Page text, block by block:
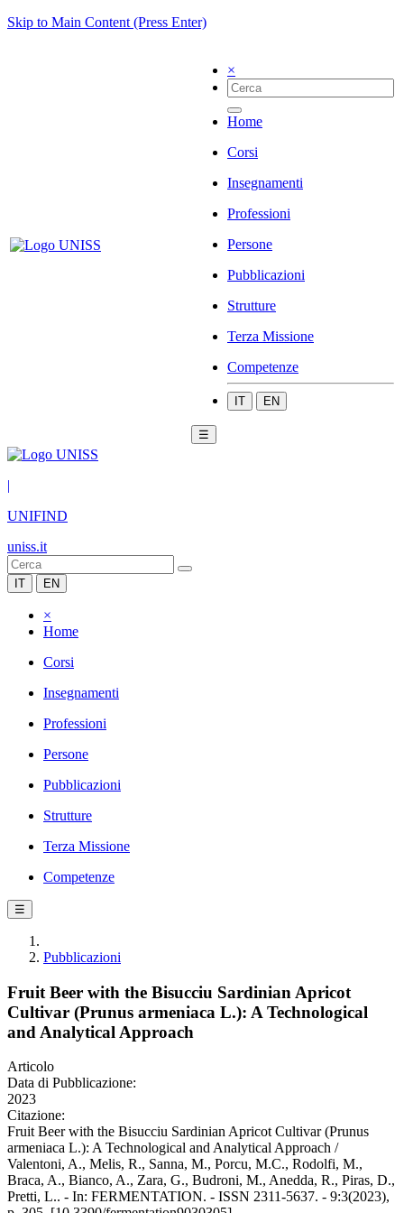
Skip to Main Content (Press Enter)
×
Home
Corsi
Insegnamenti
Professioni
Persone
Pubblicazioni
Strutture
Terza Missione
Competenze
IT EN
☰
|
UNIFIND
uniss.it
IT EN
×
Home
Corsi
Insegnamenti
Professioni
Persone
Pubblicazioni
Strutture
Terza Missione
Competenze
☰
Pubblicazioni
Fruit Beer with the Bisucciu Sardinian Apricot
Cultivar (Prunus armeniaca L.): A Technological
and Analytical Approach
Articolo
Data di Pubblicazione:
2023
Citazione:
Fruit Beer with the Bisucciu Sardinian Apricot Cultivar (Prunus
armeniaca L.): A Technological and Analytical Approach /
Valentoni, A., Melis, R., Sanna, M., Porcu, M.C., Rodolfi, M.,
Braca, A., Bianco, A., Zara, G., Budroni, M., Anedda, R., Piras, D.,
Pretti, L.. - In: FERMENTATION. - ISSN 2311-5637. - 9:3(2023),